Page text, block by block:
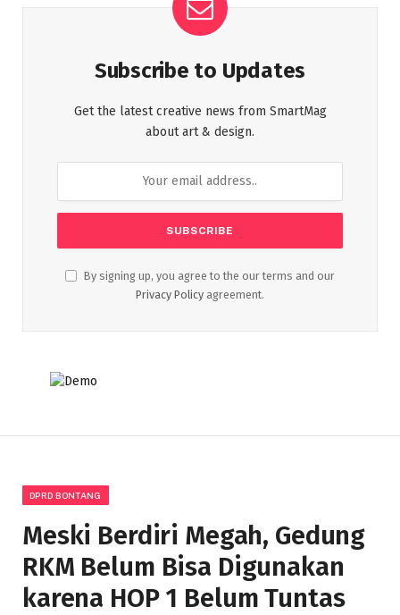
Subscribe to Updates
Get the latest creative news from SmartMag
about art & design.
By signing up, you agree to the our terms and our
Privacy Policy agreement.
DPRD BONTANG
Meski Berdiri Megah, Gedung
RKM Belum Bisa Digunakan
karena HOP 1 Belum Tuntas